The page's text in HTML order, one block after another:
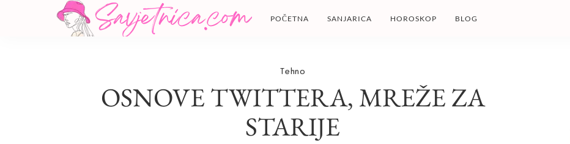
POČETNA SANJARICA HOROSKOP BLOG
Tehno
OSNOVE TWITTERA, MREŽE ZA
STARIJE